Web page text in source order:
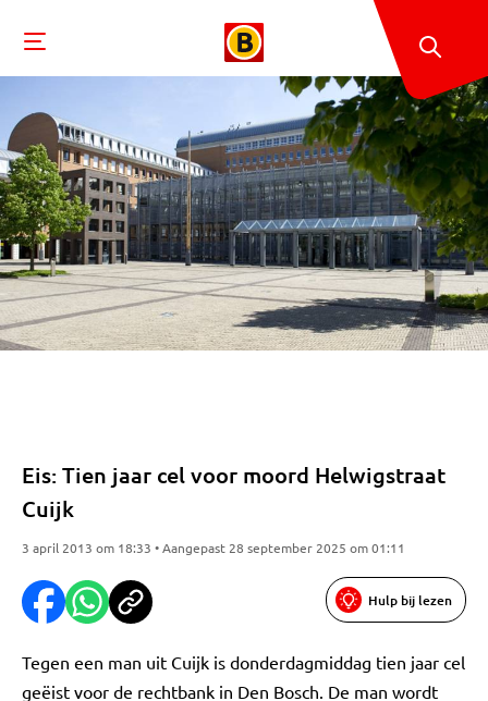
Eis: Tien jaar cel voor moord Helwigstraat
Cuijk
3 april 2013 om 18:33 • Aangepast 28 september 2025 om 01:11
Hulp bij lezen
Tegen een man uit Cuijk is donderdagmiddag tien jaar cel
geëist voor de rechtbank in Den Bosch. De man wordt